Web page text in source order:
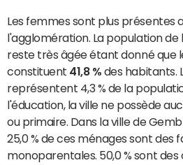
Les femmes sont plus présentes
l'agglomération. La population de
reste très âgée étant donné que
constituent 41,8 % des habitants.
représentent 4,3 % de la
l'éducation, la ville ne possède
ou primaire. Dans la ville de
25,0 % de ces ménages sont des
monoparentales. 50,0 % sont